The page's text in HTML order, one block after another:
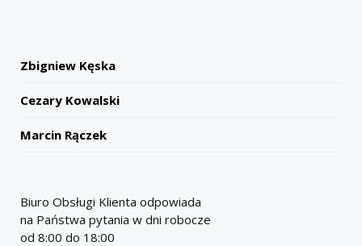
Zbigniew Kęska
Cezary Kowalski
Marcin Rączek
Biuro Obsługi Klienta odpowiada
na Państwa pytania w dni robocze
od 8:00 do 18:00